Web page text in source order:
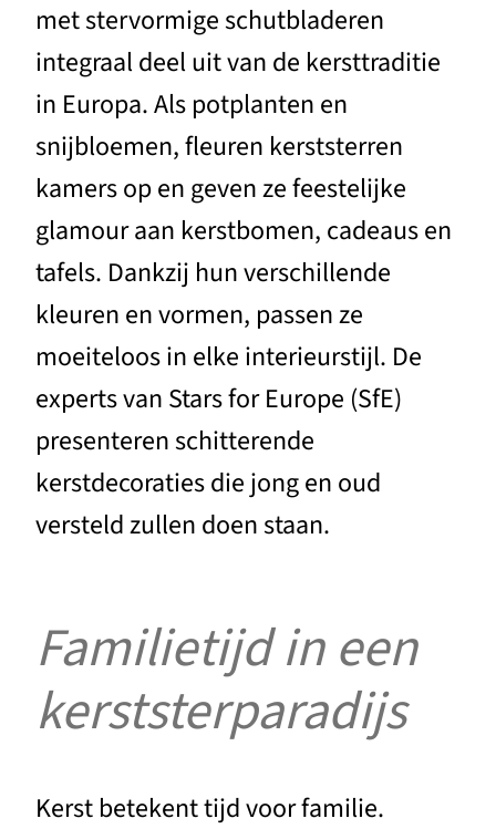
met stervormige schutbladeren
integraal deel uit van de kersttraditie
in Europa. Als potplanten en
snijbloemen, fleuren kerststerren
kamers op en geven ze feestelijke
glamour aan kerstbomen, cadeaus en
tafels. Dankzij hun verschillende
kleuren en vormen, passen ze
moeiteloos in elke interieurstijl. De
experts van Stars for Europe (SfE)
presenteren schitterende
kerstdecoraties die jong en oud
versteld zullen doen staan.
Familietijd in een
kerststerparadijs
Kerst betekent tijd voor familie.